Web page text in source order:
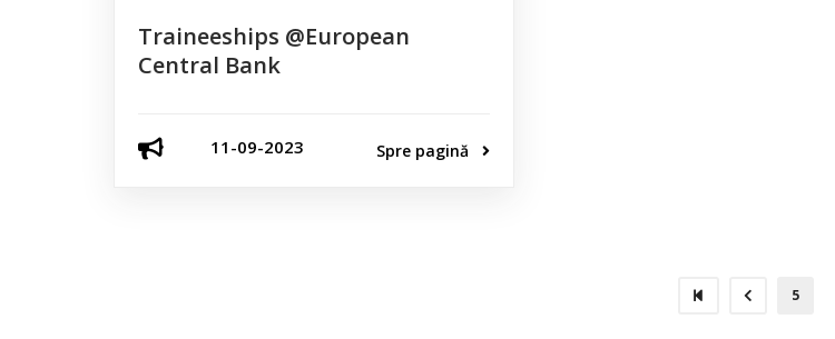
Traineeships @European
Central Bank
11-09-2023 Spre pagină
5